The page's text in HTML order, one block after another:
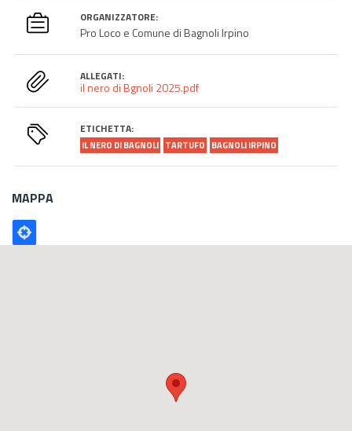
ORGANIZZATORE:
Pro Loco e Comune di Bagnoli Irpino
ALLEGATI:
il nero di Bgnoli 2025.pdf
ETICHETTA:
IL NERO DI BAGNOLI TARTUFO BAGNOLI IRPINO
MAPPA
Poligono
GEO